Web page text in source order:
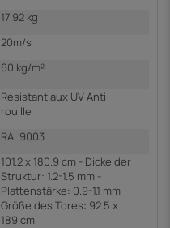
17.92 kg
20m/s
60 kg/m²
Résistant aux UV Anti
rouille
RAL9003
101.2 x 180.9 cm - Dicke der
Struktur: 1.2-1.5 mm -
Plattenstärke: 0.9-1.1 mm
Größe des Tores: 92.5 x
189 cm